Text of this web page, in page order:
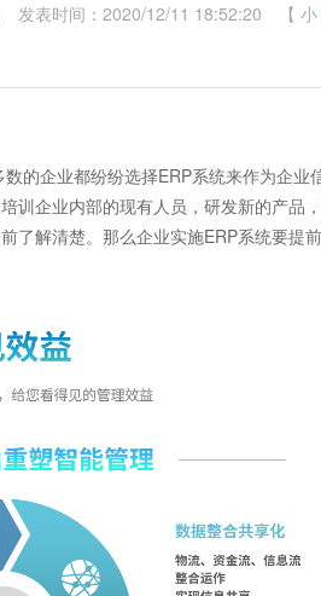
发表时间：2020/12/11 18:52:20 【 小
企业都纷纷选择ERP系统来作为企业
训企业内部的现有人员，研发新的产品
了解清楚。那么企业实施ERP系统要提